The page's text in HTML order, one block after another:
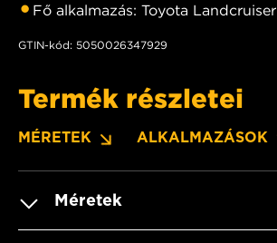
Fő alkalmazás: Toyota Landcruiser
GTIN-kód: 5050026347929
Termék részletei
MÉRETEK ALKALMAZÁSOK
Méretek